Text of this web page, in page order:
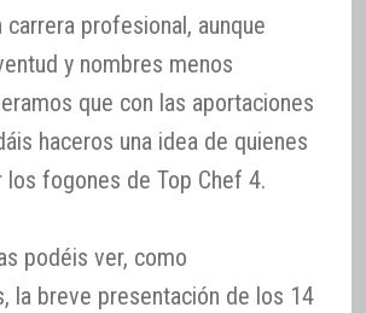
carrera profesional, aunque
y nombres menos
que con las aportaciones
haceros una idea de quienes
los fogones de Top Chef 4.
podéis ver, como
la breve presentación de los 14